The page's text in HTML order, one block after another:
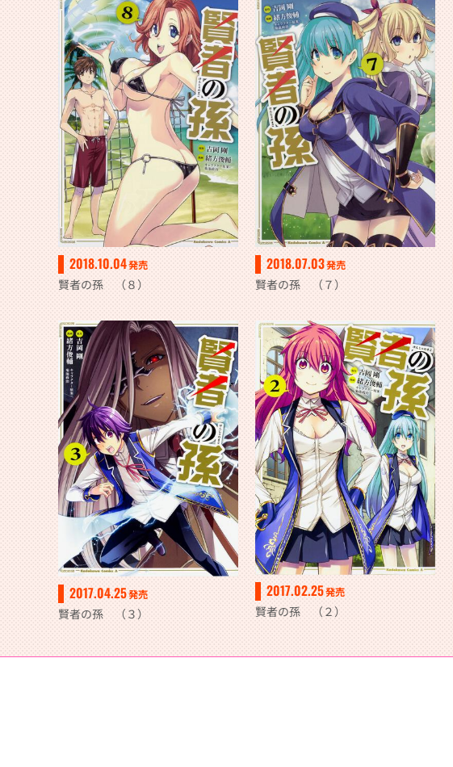
2018.10.04発売
賢者の孫 （８）
2018.07.03発売
賢者の孫 （７）
2017.04.25発売
賢者の孫 （３）
2017.02.25発売
賢者の孫 （２）